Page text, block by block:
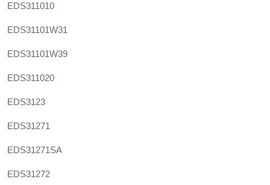
EDS311010
EDS31101W31
EDS31101W39
EDS311020
EDS3123
EDS31271
EDS31271SA
EDS31272